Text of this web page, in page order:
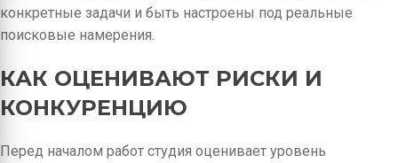
конкретные задачи и быть настроены под реальные
поисковые намерения.
КАК ОЦЕНИВАЮТ РИСКИ И
КОНКУРЕНЦИЮ
Перед началом работ студия оценивает уровень